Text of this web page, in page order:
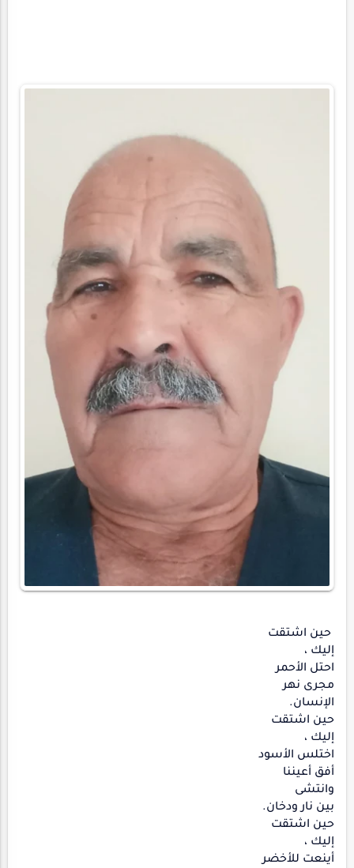
حين اشتقت
إليك ،
احتل الأحمر
مجرى نهر
الإنسان.
حين اشتقت
إليك ،
اختلس الأسود
أفق أعيننا
وانتشى
بين نار ودخان.
حين اشتقت
إليك ،
أينعت للأخضر